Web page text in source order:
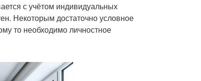
с учётом индивидуальных
Некоторым достаточно условное
то необходимо личностное